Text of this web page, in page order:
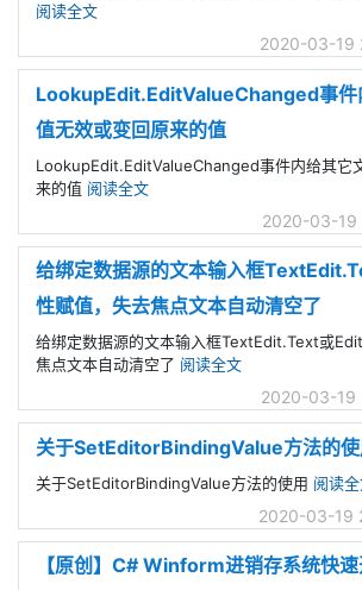
阅读全文
2020-03-19
LookupEdit.EditValueChanged事件
值无效或变回原来的值
LookupEdit.EditValueChanged事件内给其它
来的值 阅读全文
2020-03-19
给绑定数据源的文本输入框
性赋值，失去焦点文本自动清空了
给绑定数据源的文本输入框TextEdit.Text或
焦点文本自动清空了 阅读全文
2020-03-19
关于SetEditorBindingValue方法的使
关于SetEditorBindingValue方法的使用 阅读
2020-03-19
【原创】C# Winform进销存系统快